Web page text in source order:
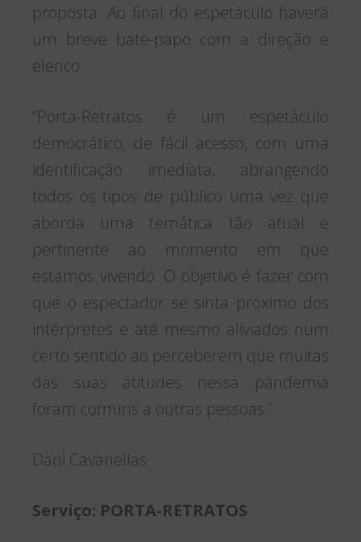
proposta. Ao final do espetáculo haverá
um breve bate-papo com a direção e
elenco.
“Porta-Retratos é um espetáculo
democrático, de fácil acesso, com uma
identificação imediata, abrangendo
todos os tipos de público uma vez que
aborda uma temática tão atual e
pertinente ao momento em que
estamos vivendo. O objetivo é fazer com
que o espectador se sinta próximo dos
intérpretes e até mesmo aliviados num
certo sentido ao perceberem que muitas
das suas atitudes nessa pandemia
foram comuns a outras pessoas.”
Dani Cavanellas
Serviço: PORTA-RETRATOS